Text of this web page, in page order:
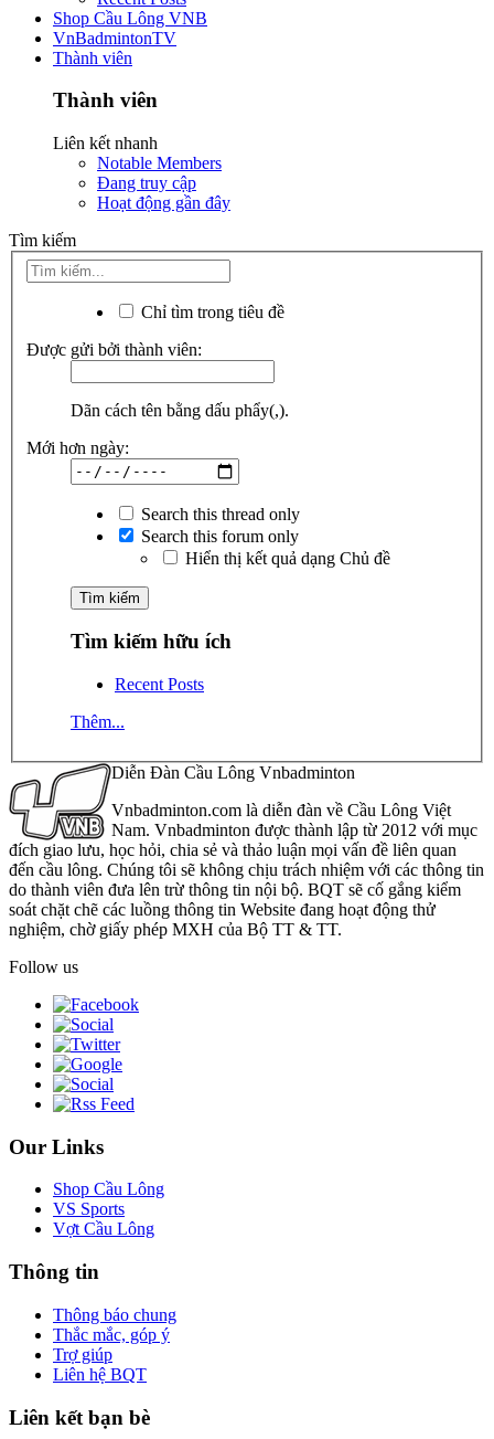
Shop Cầu Lông VNB
VnBadmintonTV
Thành viên
Thành viên
Liên kết nhanh
Notable Members
Đang truy cập
Hoạt động gần đây
Tìm kiếm
Chỉ tìm trong tiêu đề
Được gửi bởi thành viên:
Dãn cách tên bằng dấu phẩy(,).
Mới hơn ngày:
Search this thread only
Search this forum only
Hiển thị kết quả dạng Chủ đề
Tìm kiếm hữu ích
Recent Posts
Thêm...
Diễn Đàn Cầu Lông Vnbadminton
Vnbadminton.com là diễn đàn về Cầu Lông Việt
Nam. Vnbadminton được thành lập từ 2012 với mục
đích giao lưu, học hỏi, chia sẻ và thảo luận mọi vấn đề liên quan
đến cầu lông. Chúng tôi sẽ không chịu trách nhiệm với các thông tin
do thành viên đưa lên trừ thông tin nội bộ. BQT sẽ cố gắng kiểm
soát chặt chẽ các luồng thông tin Website đang hoạt động thử
nghiệm, chờ giấy phép MXH của Bộ TT & TT.
Follow us
Our Links
Shop Cầu Lông
VS Sports
Vợt Cầu Lông
Thông tin
Thông báo chung
Thắc mắc, góp ý
Trợ giúp
Liên hệ BQT
Liên kết bạn bè